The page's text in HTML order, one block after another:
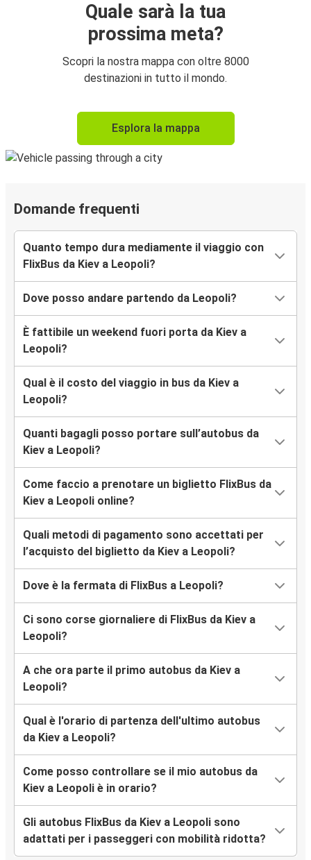
Quale sarà la tua
prossima meta?
Scopri la nostra mappa con oltre 8000
destinazioni in tutto il mondo.
Esplora la mappa
Domande frequenti
Quanto tempo dura mediamente il viaggio con
FlixBus da Kiev a Leopoli?
Dove posso andare partendo da Leopoli?
È fattibile un weekend fuori porta da Kiev a
Leopoli?
Qual è il costo del viaggio in bus da Kiev a
Leopoli?
Quanti bagagli posso portare sull’autobus da
Kiev a Leopoli?
Come faccio a prenotare un biglietto FlixBus da
Kiev a Leopoli online?
Quali metodi di pagamento sono accettati per
l’acquisto del biglietto da Kiev a Leopoli?
Dove è la fermata di FlixBus a Leopoli?
Ci sono corse giornaliere di FlixBus da Kiev a
Leopoli?
A che ora parte il primo autobus da Kiev a
Leopoli?
Qual è l'orario di partenza dell'ultimo autobus
da Kiev a Leopoli?
Come posso controllare se il mio autobus da
Kiev a Leopoli è in orario?
Gli autobus FlixBus da Kiev a Leopoli sono
adattati per i passeggeri con mobilità ridotta?